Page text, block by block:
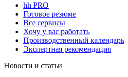
hh PRO
Готовое резюме
Все сервисы
Хочу у вас работать
Производственный календарь
Экспертная рекомендация
Новости и статьи